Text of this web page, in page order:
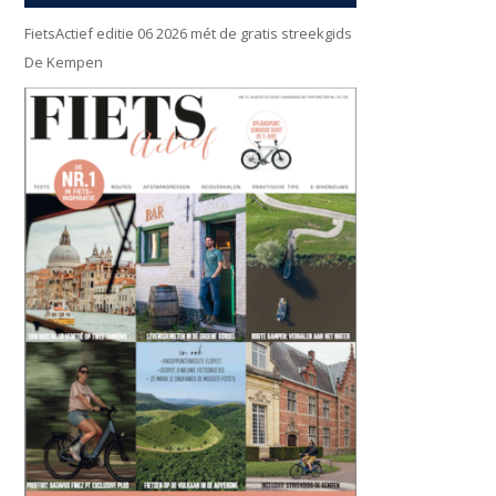
FietsActief editie 06 2026 mét de gratis streekgids
De Kempen